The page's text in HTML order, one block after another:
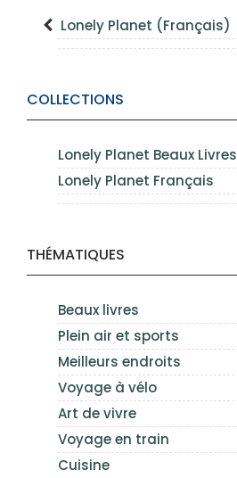
Lonely Planet (Français)
COLLECTIONS
Lonely Planet Beaux Livres
Lonely Planet Français
THÉMATIQUES
Beaux livres
Plein air et sports
Meilleurs endroits
Voyage à vélo
Art de vivre
Voyage en train
Cuisine